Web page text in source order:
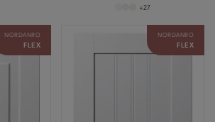
+27
NORDANRO
FLEX
NORDANRO
FLEX